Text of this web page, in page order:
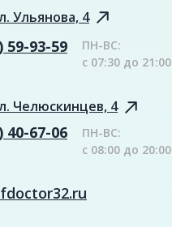
ПН-ВС:
с 08:00 до 20:00
40-67-06
Челюскинцев, 4
ПН-ВС:
с 07:30 до 21:00
59-93-59
Ульянова, 4